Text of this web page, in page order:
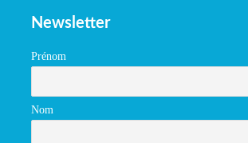
Newsletter
Prénom
Nom